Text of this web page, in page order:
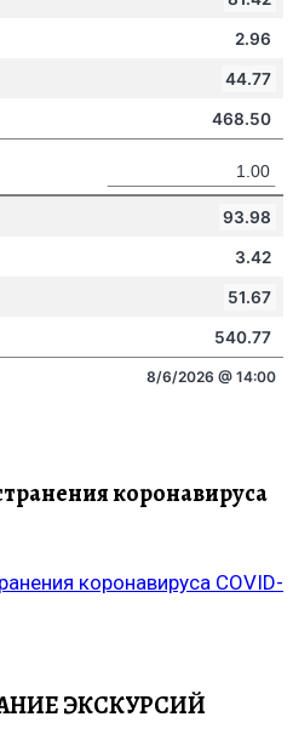
коронавируса
ЭКСКУРСИЙ